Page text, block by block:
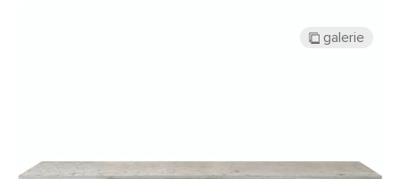
galerie